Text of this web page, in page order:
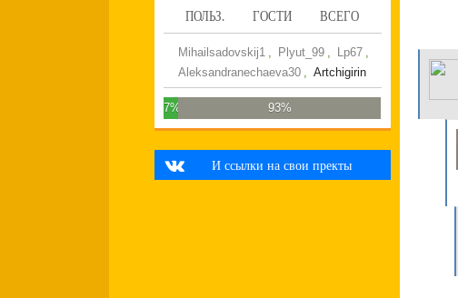
ПОЛЬЗ. ГОСТИ ВСЕГО
Mihailsadovskij1 , Plyut_99 , Lp67 ,
Aleksandranechaeva30 , Artchigirin
7% 93%
И ссылки на свои пректы